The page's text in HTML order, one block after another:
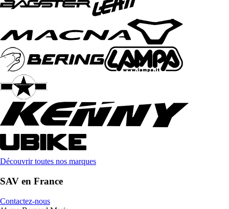
Découvrir toutes nos marques
SAV en France
Contactez-nous